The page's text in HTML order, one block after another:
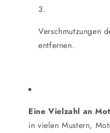
Verschmutzungen
entfernen.
Eine Vielzahl an
in vielen Mustern,